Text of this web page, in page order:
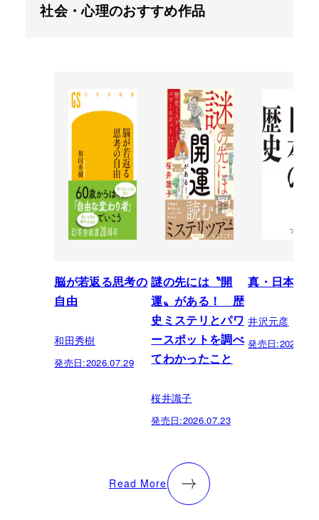
社会・心理のおすすめ作品
脳が若返る思考の
自由
和田秀樹
発売日:2026.07.29
謎の先には〝開
運〟がある！ 歴
史ミステリとパワ
ースポットを調べ
てわかったこと
桜井識子
発売日:2026.07.23
真・日本の
井沢元彦
発売日:
Read More